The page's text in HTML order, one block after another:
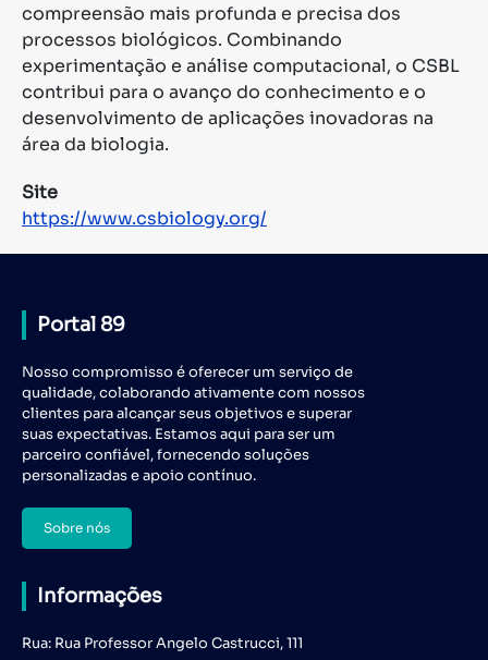
compreensão mais profunda e precisa dos
processos biológicos. Combinando
experimentação e análise computacional, o CSBL
contribui para o avanço do conhecimento e o
desenvolvimento de aplicações inovadoras na
área da biologia.
Site
https://www.csbiology.org/
Portal 89
Nosso compromisso é oferecer um serviço de
qualidade, colaborando ativamente com nossos
clientes para alcançar seus objetivos e superar
suas expectativas. Estamos aqui para ser um
parceiro confiável, fornecendo soluções
personalizadas e apoio contínuo.
Sobre nós
Informações
Rua: Rua Professor Angelo Castrucci, 111